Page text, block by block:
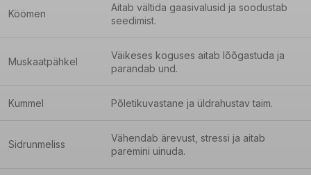
Köömen
Aitab vältida gaasivalusid ja soodustab
seedimist.
Muskaatpähkel
Väikeses koguses aitab lõõgastuda ja
parandab und.
Kummel Põletikuvastane ja üldrahustav taim.
Sidrunmeliss
Vähendab ärevust, stressi ja aitab
paremini uinuda.